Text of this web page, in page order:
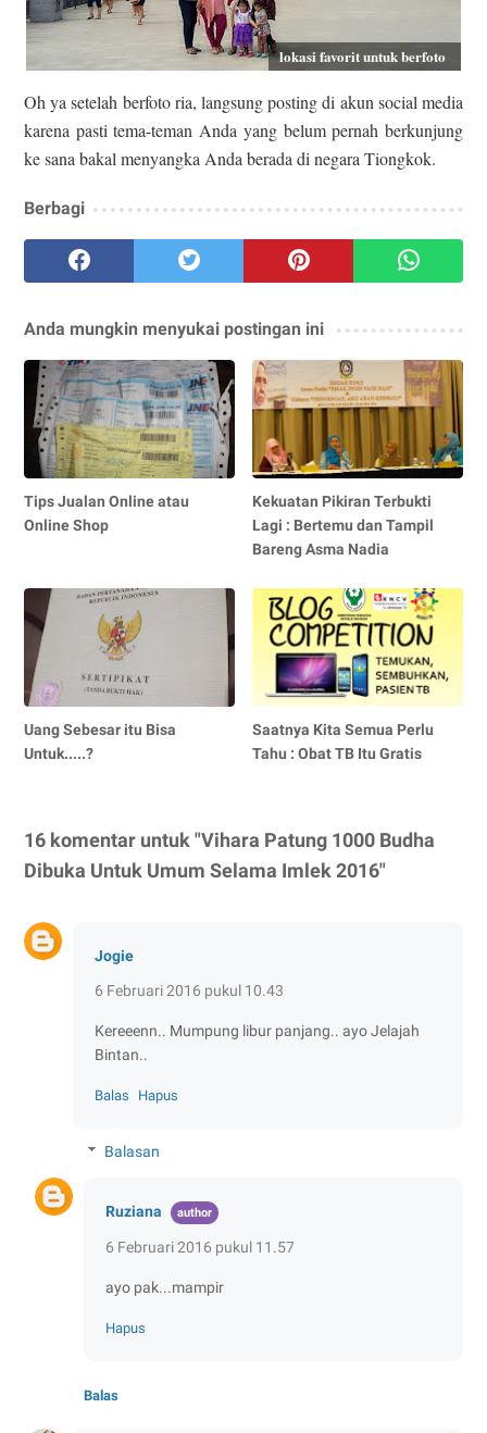
lokasi favorit untuk berfoto
Oh ya setelah berfoto ria, langsung posting di akun social media
karena pasti tema-teman Anda yang belum pernah berkunjung
ke sana bakal menyangka Anda berada di negara Tiongkok.
Berbagi
Anda mungkin menyukai postingan ini
Tips Jualan Online atau
Online Shop
Kekuatan Pikiran Terbukti
Lagi : Bertemu dan Tampil
Bareng Asma Nadia
Uang Sebesar itu Bisa
Untuk.....?
Saatnya Kita Semua Perlu
Tahu : Obat TB Itu Gratis
16 komentar untuk "Vihara Patung 1000 Budha
Dibuka Untuk Umum Selama Imlek 2016"
Jogie
6 Februari 2016 pukul 10.43
Kereeenn.. Mumpung libur panjang.. ayo Jelajah
Bintan..
Balas Hapus
Balasan
Ruziana
6 Februari 2016 pukul 11.57
ayo pak...mampir
Hapus
Balas